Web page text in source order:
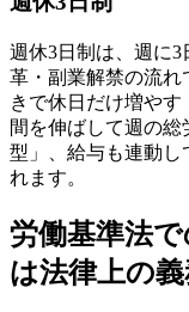
週休3日制は、週に
革・副業解禁の流れ
きで休日だけ増や
間を伸ばして週の
型」、給与も連動し
れます。
労働基準法
は法律上の